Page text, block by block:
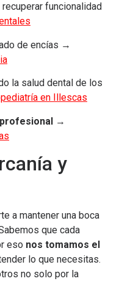
recuperar funcionalidad
de encías →
la salud dental de los
en Illescas
→
y
a mantener una boca
que cada
eso nos tomamos el
lo que necesitas.
no solo por la